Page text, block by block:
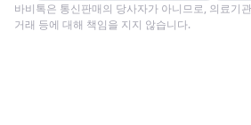
바비톡은 통신판매의 당사자가 아니므로, 의료기
거래 등에 대해 책임을 지지 않습니다.